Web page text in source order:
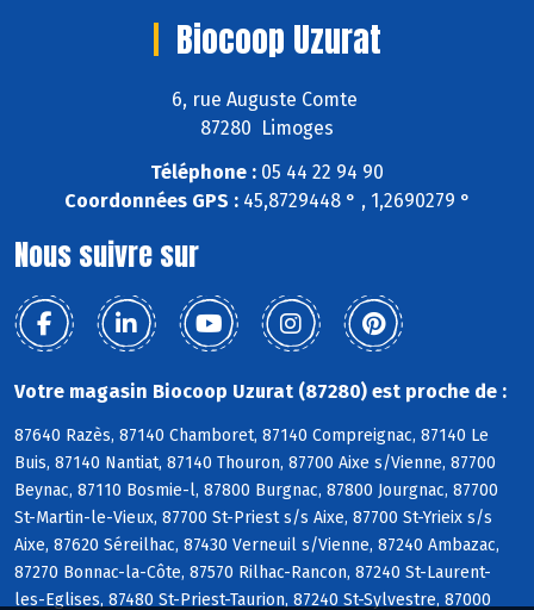
Biocoop Uzurat
6, rue Auguste Comte
87280 Limoges
Téléphone : 05 44 22 94 90
Coordonnées GPS :45,8729448 ° , 1,2690279 °
Nous suivre sur
Votre magasin Biocoop Uzurat (87280) est proche de :
87640 Razès, 87140 Chamboret, 87140 Compreignac, 87140 Le
Buis, 87140 Nantiat, 87140 Thouron, 87700 Aixe s/Vienne, 87700
Beynac, 87110 Bosmie-l, 87800 Burgnac, 87800 Jourgnac, 87700
St-Martin-le-Vieux, 87700 St-Priest s/s Aixe, 87700 St-Yrieix s/s
Aixe, 87620 Séreilhac, 87430 Verneuil s/Vienne, 87240 Ambazac,
87270 Bonnac-la-Côte, 87570 Rilhac-Rancon, 87240 St-Laurent-
les-Eglises, 87480 St-Priest-Taurion, 87240 St-Sylvestre, 87000